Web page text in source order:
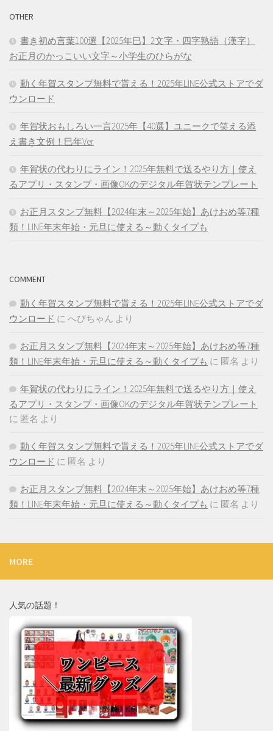
OTHER
書き初め言葉100選【2025年巳】2文字・四字熟語（漢字）
お正月のかっこいい文字～小学生のひらがな
動く年賀スタンプ無料で貰える！2025年LINE公式ストアでダ
ウンロード
年賀状おもしろい一言2025年【40選】ユニークで笑える添
え書き文例！巳年Ver
年賀状の代わりにライン！2025年無料で送るやり方｜使え
るアプリ・スタンプ・画像OKのデジタル年賀状テンプレート
お正月スタンプ無料【2024年末～2025年始】あけおめ等7種
類！LINE年末年始・元旦に使える～動くタイプも
COMMENT
動く年賀スタンプ無料で貰える！2025年LINE公式ストアでダ
ウンロード に へびちゃん より
お正月スタンプ無料【2024年末～2025年始】あけおめ等7種
類！LINE年末年始・元旦に使える～動くタイプも に 匿名 より
年賀状の代わりにライン！2025年無料で送るやり方｜使え
るアプリ・スタンプ・画像OKのデジタル年賀状テンプレート
に 匿名 より
動く年賀スタンプ無料で貰える！2025年LINE公式ストアでダ
ウンロード に 匿名 より
お正月スタンプ無料【2024年末～2025年始】あけおめ等7種
類！LINE年末年始・元旦に使える～動くタイプも に 匿名 より
MORE
人気の話題！